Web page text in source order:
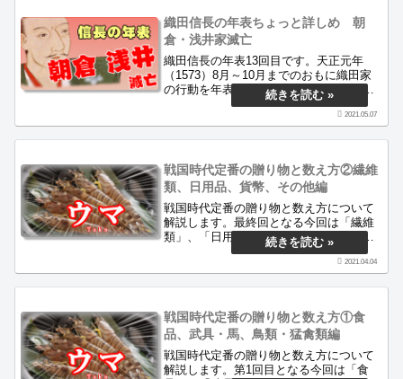
織田信長の年表ちょっと詳しめ 朝
倉・浅井家滅亡
織田信長の年表13回目です。天正元年
（1573）8月～10月までのおもに織田家
の行動を年表にしています。朝倉・浅井
討伐戦・近江鯰江城攻略・第二次伊勢長
島一向一揆戦の時期にあたります。2021.05.07
戦国時代定番の贈り物と数え方②繊維
類、日用品、貨幣、その他編
戦国時代定番の贈り物と数え方について
解説します。最終回となる今回は「繊維
類」、「日用品」、「貨幣」および「そ
の他」です。実際の史料を進物に絞って
調べ、複数回登場したものを挙げていま
古文..
2021.04.04
戦国時代定番の贈り物と数え方①食
品、武具・馬、鳥類・猛禽類編
戦国時代定番の贈り物と数え方について
解説します。第1回目となる今回は「食